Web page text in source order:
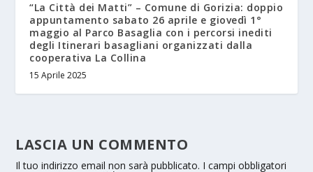
“La Città dei Matti” – Comune di Gorizia: doppio
appuntamento sabato 26 aprile e giovedì 1°
maggio al Parco Basaglia con i percorsi inediti
degli Itinerari basagliani organizzati dalla
cooperativa La Collina
15 Aprile 2025
LASCIA UN COMMENTO
Il tuo indirizzo email non sarà pubblicato. I campi obbligatori